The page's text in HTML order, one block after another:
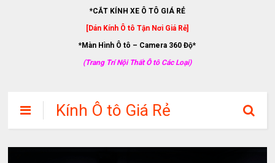
*CẮT KÍNH XE Ô TÔ GIÁ RẺ
[Dán Kính Ô tô Tận Nơi Giá Rẻ]
*Màn Hình Ô tô – Camera 360 Độ*
(Trang Trí Nội Thất Ô tô Các Loại)
Kính Ô tô Giá Rẻ